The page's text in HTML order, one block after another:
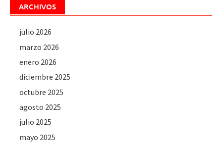
ARCHIVOS
julio 2026
marzo 2026
enero 2026
diciembre 2025
octubre 2025
agosto 2025
julio 2025
mayo 2025